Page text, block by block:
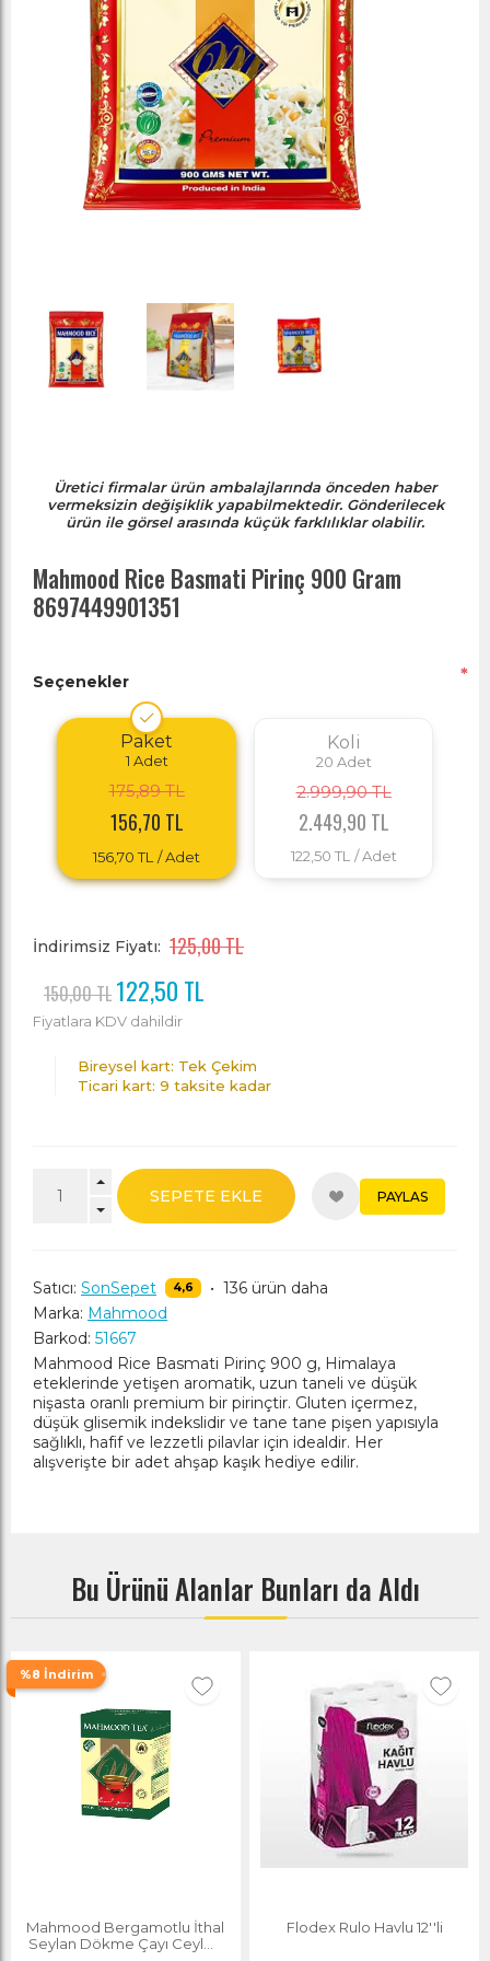
Üretici firmalar ürün ambalajlarında önceden haber
vermeksizin değişiklik yapabilmektedir. Gönderilecek
ürün ile görsel arasında küçük farklılıklar olabilir.
Mahmood Rice Basmati Pirinç 900 Gram
8697449901351
Seçenekler *
Paket
1 Adet
175,89 TL
156,70 TL
156,70 TL / Adet
Koli
20 Adet
2.999,90 TL
2.449,90 TL
122,50 TL / Adet
İndirimsiz Fiyatı: 125,00 TL
150,00 TL 122,50 TL
Fiyatlara KDV dahildir
Bireysel kart: Tek Çekim
Ticari kart: 9 taksite kadar
SEPETE EKLE PAYLAS
Satıcı: SonSepet 4,6 • 136 ürün daha
Marka: Mahmood
Barkod: 51667
Mahmood Rice Basmati Pirinç 900 g, Himalaya
eteklerinde yetişen aromatik, uzun taneli ve düşük
nişasta oranlı premium bir pirinçtir. Gluten içermez,
düşük glisemik indekslidir ve tane tane pişen yapısıyla
sağlıklı, hafif ve lezzetli pilavlar için idealdir. Her
alışverişte bir adet ahşap kaşık hediye edilir.
Bu Ürünü Alanlar Bunları da Aldı
%8 İndirim
Mahmood Bergamotlu İthal
Seylan Dökme Çayı Ceylon
Flodex Rulo Havlu 12''li